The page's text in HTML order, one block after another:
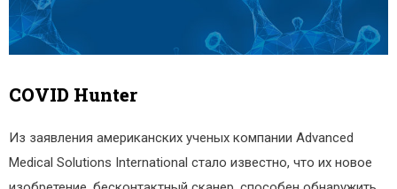
COVID Hunter
Из заявления американских ученых компании Advanced
Medical Solutions International стало известно, что их новое